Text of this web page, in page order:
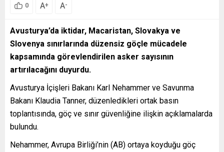
0 A+ A-
Avusturya’da iktidar, Macaristan, Slovakya ve
Slovenya sınırlarında düzensiz göçle mücadele
kapsamında görevlendirilen asker sayısının
artırılacağını duyurdu.
Avusturya İçişleri Bakanı Karl Nehammer ve Savunma
Bakanı Klaudia Tanner, düzenledikleri ortak basın
toplantısında, göç ve sınır güvenliğine ilişkin açıklamalarda
bulundu.
Nehammer, Avrupa Birliği’nin (AB) ortaya koyduğu göç